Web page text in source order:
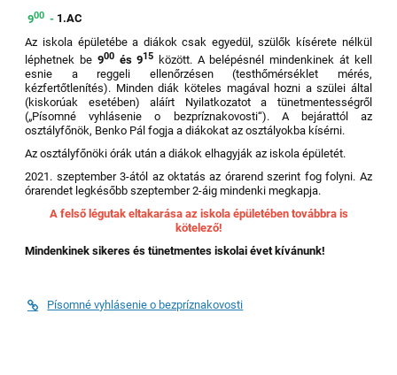
900 - 1.AC
Az iskola épületébe a diákok csak egyedül, szülők kísérete nélkül
léphetnek be 900és 915
között. A belépésnél mindenkinek át kell
esnie a reggeli ellenőrzésen (testhőmérséklet mérés,
kézfertőtlenítés). Minden diák köteles magával hozni a szülei által
(kiskorúak esetében) aláírt Nyilatkozatot a tünetmentességről
(„Písomné vyhlásenie o bezpríznakovosti“). A bejárattól az
osztályfőnök, Benko Pál fogja a diákokat az osztályokba kísérni.
Az osztályfőnöki órák után a diákok elhagyják az iskola épületét.
2021. szeptember 3-ától az oktatás az órarend szerint fog folyni. Az
órarendet legkésőbb szeptember 2-áig mindenki megkapja.
A felső légutak eltakarása az iskola épületében továbbra is
kötelező!
Mindenkinek sikeres és tünetmentes iskolai évet kívánunk!
Písomné vyhlásenie o bezpríznakovosti